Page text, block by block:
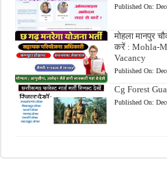
Published On:
मोहला मानपुर
करें : Mohla-
Vacancy
Published On:
Cg Forest
Published On: